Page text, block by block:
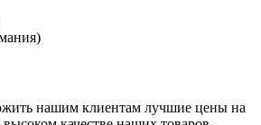
нашим клиентам лучшие цены на